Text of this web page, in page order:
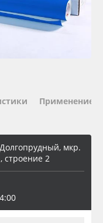
Применение
мкр.
строение 2